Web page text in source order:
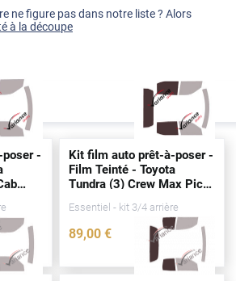
ne figure pas dans notre liste ? Alors
à la découpe
-
4816-TOY
Kit film auto prêt-à-poser -
Film Teinté - Toyota
Tundra (3) Crew Max Pick-
Essentiel - kit 3/4 arrière
89,00 €
4813-TOY